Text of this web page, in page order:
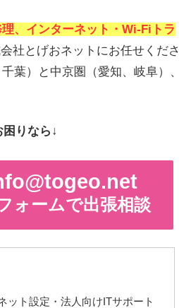
、インターネット・Wi-Fiトラ
社とげおネットにお任せくださ
葉）と中京圏（愛知、岐阜）、
りなら↓
ォームで出張相談
ット設定・法人向けITサポート